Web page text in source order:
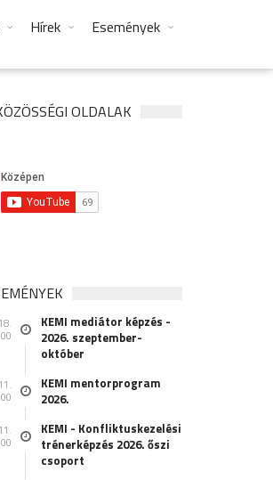
Hírek Események
OLDALAK
KEMI mediátor képzés -
2026. szeptember-
október
KEMI mentorprogram
2026.
KEMI - Konfliktuskezelési
trénerképzés 2026. őszi
csoport